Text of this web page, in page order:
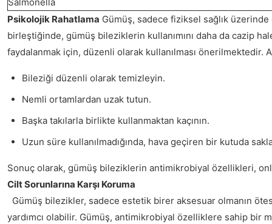
Salmonella
Psikolojik Rahatlama Gümüş, sadece fiziksel sağlık
birleştiğinde, gümüş bileziklerin kullanımını daha da cazip
faydalanmak için, düzenli olarak kullanılması
Bileziği düzenli olarak temizleyin.
Nemli ortamlardan uzak tutun.
Başka takılarla birlikte kullanmaktan kaçının.
Uzun süre kullanılmadığında, hava geçiren bir kutuda
Sonuç olarak, gümüş bileziklerin antimikrobiyal özellikleri,
Cilt Sorunlarına Karşı Koruma
Gümüş bilezikler, sadece estetik birer aksesuar olmanın
yardımcı olabilir. Gümüş, antimikrobiyal özelliklere sahip bir